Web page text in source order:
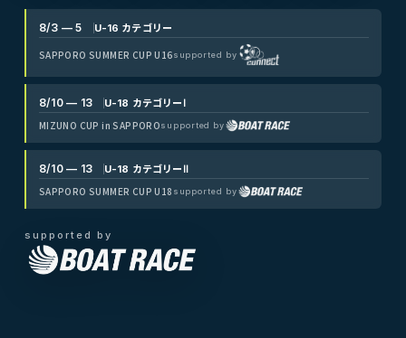
8/3 — 5 U-16 カテゴリー
SAPPORO SUMMER CUP U16supported by
8/10 — 13 U-18 カテゴリーⅠ
MIZUNO CUP in SAPPOROsupported by
8/10 — 13 U-18 カテゴリーⅡ
SAPPORO SUMMER CUP U18 supported by
supported by